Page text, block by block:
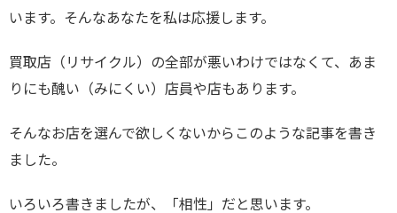
います。そんなあなたを私は応援します。
買取店（リサイクル）の全部が悪いわけではなくて、あま
りにも醜い（みにくい）店員や店もあります。
そんなお店を選んで欲しくないからこのような記事を書き
ました。
いろいろ書きましたが、「相性」だと思います。